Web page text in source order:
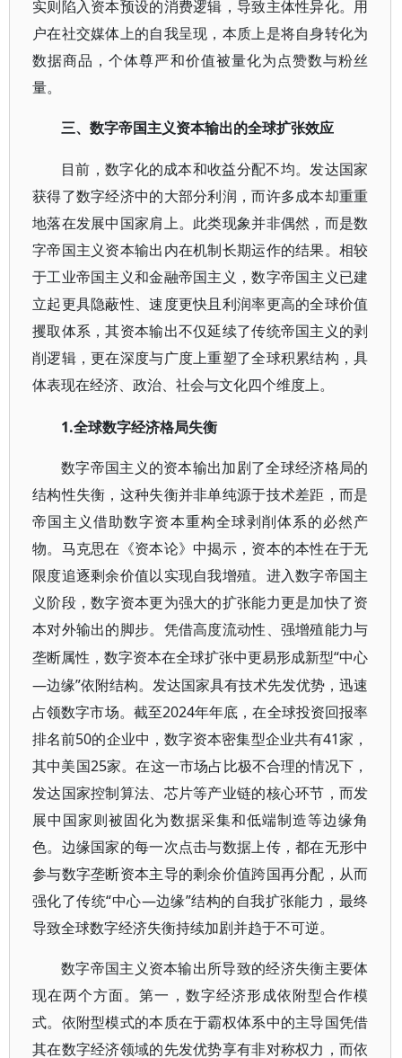
实则陷入资本预设的消费逻辑，导致主体性异化。用
户在社交媒体上的自我呈现，本质上是将自身转化为
数据商品，个体尊严和价值被量化为点赞数与粉丝
量。
三、数字帝国主义资本输出的全球扩张效应
目前，数字化的成本和收益分配不均。发达国家
获得了数字经济中的大部分利润，而许多成本却重重
地落在发展中国家肩上。此类现象并非偶然，而是数
字帝国主义资本输出内在机制长期运作的结果。相较
于工业帝国主义和金融帝国主义，数字帝国主义已建
立起更具隐蔽性、速度更快且利润率更高的全球价值
攫取体系，其资本输出不仅延续了传统帝国主义的剥
削逻辑，更在深度与广度上重塑了全球积累结构，具
体表现在经济、政治、社会与文化四个维度上。
1.全球数字经济格局失衡
数字帝国主义的资本输出加剧了全球经济格局的
结构性失衡，这种失衡并非单纯源于技术差距，而是
帝国主义借助数字资本重构全球剥削体系的必然产
物。马克思在《资本论》中揭示，资本的本性在于无
限度追逐剩余价值以实现自我增殖。进入数字帝国主
义阶段，数字资本更为强大的扩张能力更是加快了资
本对外输出的脚步。凭借高度流动性、强增殖能力与
垄断属性，数字资本在全球扩张中更易形成新型“中心
—边缘”依附结构。发达国家具有技术先发优势，迅速
占领数字市场。截至2024年年底，在全球投资回报率
排名前50的企业中，数字资本密集型企业共有41家，
其中美国25家。在这一市场占比极不合理的情况下，
发达国家控制算法、芯片等产业链的核心环节，而发
展中国家则被固化为数据采集和低端制造等边缘角
色。边缘国家的每一次点击与数据上传，都在无形中
参与数字垄断资本主导的剩余价值跨国再分配，从而
强化了传统“中心—边缘”结构的自我扩张能力，最终
导致全球数字经济失衡持续加剧并趋于不可逆。
数字帝国主义资本输出所导致的经济失衡主要体
现在两个方面。第一，数字经济形成依附型合作模
式。依附型模式的本质在于霸权体系中的主导国凭借
其在数字经济领域的先发优势享有非对称权力，而依